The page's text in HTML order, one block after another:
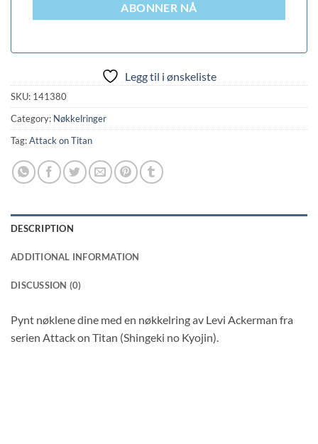
ABONNER NÅ
Legg til i ønskeliste
SKU: 141380
Category: Nøkkelringer
Tag:Attack on Titan
DESCRIPTION
ADDITIONAL INFORMATION
DISCUSSION (0)
Pynt nøklene dine med en nøkkelring av Levi Ackerman fra
serien Attack on Titan (Shingeki no Kyojin).